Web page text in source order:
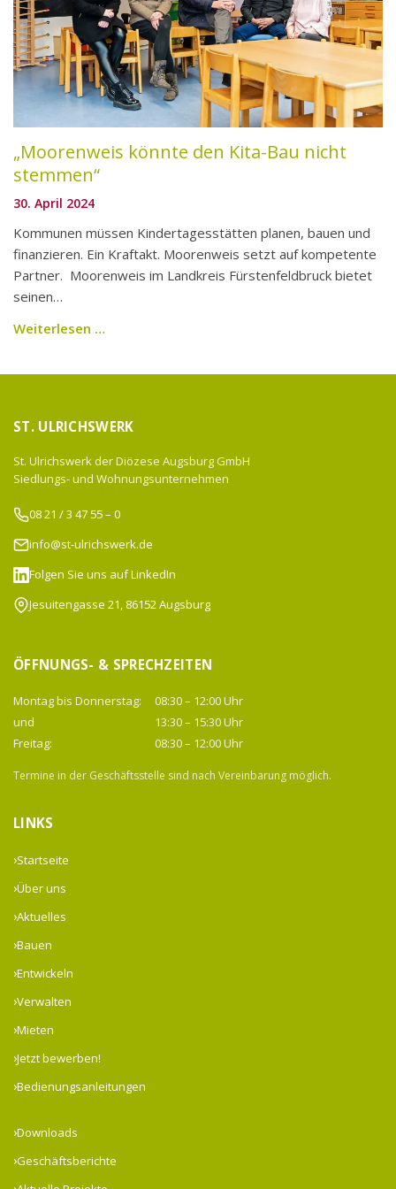
Entwickeln
Referenzen
Verwalten
Mieten
Reparaturmeldung
Stellenangebote
„Moorenweis könnte den Kita-Bau nicht
stemmen“
30. April 2024
Kommunen müssen Kindertagesstätten planen, bauen und
finanzieren. Ein Kraftakt. Moorenweis setzt auf kompetente
Partner. Moorenweis im Landkreis Fürstenfeldbruck bietet
seinen…
Weiterlesen …
ST. ULRICHSWERK
St. Ulrichswerk der Diözese Augsburg GmbH
Siedlungs- und Wohnungsunternehmen
08 21 / 3 47 55 – 0
info@st-ulrichswerk.de
Folgen Sie uns auf LinkedIn
Jesuitengasse 21, 86152 Augsburg
ÖFFNUNGS- & SPRECHZEITEN
Montag bis Donnerstag:
08:30 – 12:00 Uhr
und
13:30 – 15:30 Uhr
Freitag:
08:30 – 12:00 Uhr
Termine in der Geschäftsstelle sind nach Vereinbarung möglich.
LINKS
Startseite
Über uns
Aktuelles
Bauen
Entwickeln
Verwalten
Mieten
Jetzt bewerben!
Bedienungsanleitungen
Downloads
Geschäftsberichte